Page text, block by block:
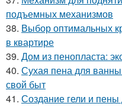
подъемных механизмов
38. Выбор оптимальных
в квартире
39. Дом из пенопласта:
40. Сухая пена для
свой быт
41. Создание гели и